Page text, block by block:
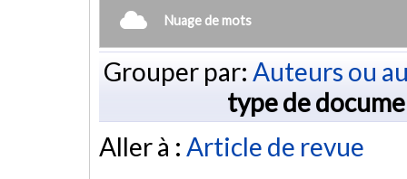
Nuage de mots
Grouper par: Auteurs ou
type de
Aller à : Article de revue